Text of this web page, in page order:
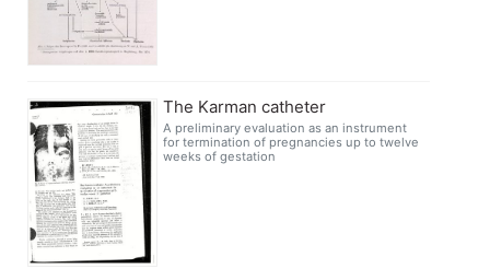
The Karman catheter
A preliminary evaluation as an instrument
for termination of pregnancies up to twelve
weeks of gestation